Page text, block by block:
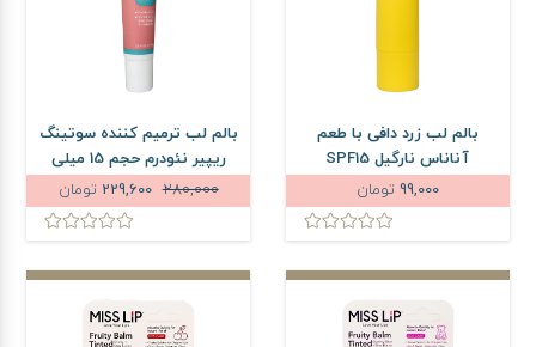
بالم لب زرد دافی با طعم
آناناس نارگیل SPF15
99,000 تومان
بالم لب ترمیم کننده سوتینگ
ریپیر نئودرم حجم 15 میلی
لیتر 280,000
229,600 تومان